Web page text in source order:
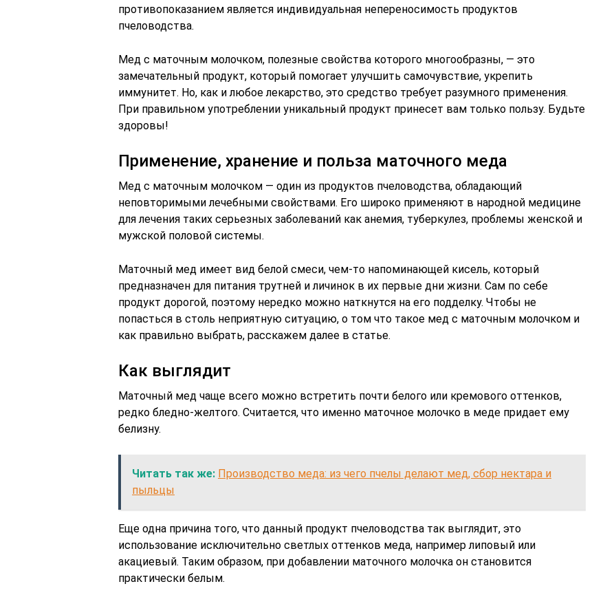
противопоказанием является индивидуальная непереносимость продуктов
пчеловодства.
Мед с маточным молочком, полезные свойства которого многообразны, — это
замечательный продукт, который помогает улучшить самочувствие, укрепить
иммунитет. Но, как и любое лекарство, это средство требует разумного применения.
При правильном употреблении уникальный продукт принесет вам только пользу. Будьте
здоровы!
Применение, хранение и польза маточного меда
Мед с маточным молочком — один из продуктов пчеловодства, обладающий
неповторимыми лечебными свойствами. Его широко применяют в народной медицине
для лечения таких серьезных заболеваний как анемия, туберкулез, проблемы женской и
мужской половой системы.
Маточный мед имеет вид белой смеси, чем-то напоминающей кисель, который
предназначен для питания трутней и личинок в их первые дни жизни. Сам по себе
продукт дорогой, поэтому нередко можно наткнутся на его подделку. Чтобы не
попасться в столь неприятную ситуацию, о том что такое мед с маточным молочком и
как правильно выбрать, расскажем далее в статье.
Как выглядит
Маточный мед чаще всего можно встретить почти белого или кремового оттенков,
редко бледно-желтого. Считается, что именно маточное молочко в меде придает ему
белизну.
Читать так же: Производство меда: из чего пчелы делают мед, сбор нектара и
пыльцы
Еще одна причина того, что данный продукт пчеловодства так выглядит, это
использование исключительно светлых оттенков меда, например липовый или
акациевый. Таким образом, при добавлении маточного молочка он становится
практически белым.